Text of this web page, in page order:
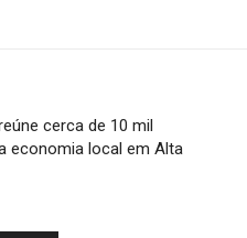
cerca de 10 mil
economia local em Alta